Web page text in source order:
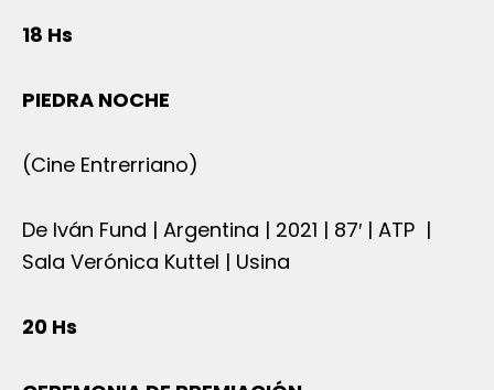
18 Hs
PIEDRA NOCHE
(Cine Entrerriano)
De Iván Fund | Argentina | 2021 | 87′ | ATP |
Sala Verónica Kuttel | Usina
20 Hs